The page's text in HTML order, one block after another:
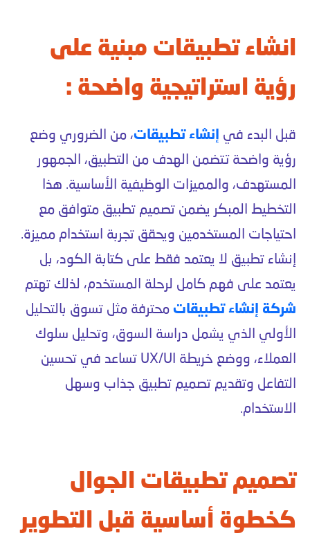
انشاء تطبيقات مبنية على
رؤية استراتيجية واضحة :
قبل البدء في إنشاء تطبيقات، من الضروري وضع
رؤية واضحة تتضمن الهدف من التطبيق، الجمهور
المستهدف، والمميزات الوظيفية الأساسية. هذا
التخطيط المبكر يضمن تصميم تطبيق متوافق مع
احتياجات المستخدمين ويحقق تجربة استخدام مميزة.
إنشاء تطبيق لا يعتمد فقط على كتابة الكود، بل
يعتمد على فهم كامل لرحلة المستخدم، لذلك تهتم
شركة إنشاء تطبيقات محترفة مثل تسوق بالتحليل
الأولي الذي يشمل دراسة السوق، وتحليل سلوك
العملاء، ووضع خريطة UX/UI تساعد في تحسين
التفاعل وتقديم تصميم تطبيق جذاب وسهل
الاستخدام.
تصميم تطبيقات الجوال
كخطوة أساسية قبل التطوير